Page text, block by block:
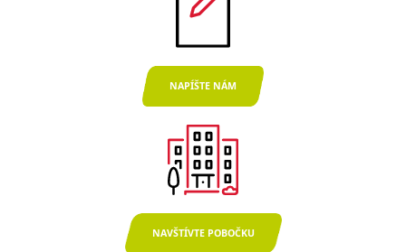
NAPÍŠTE NÁM
NAVŠTÍVTE POBOČKU